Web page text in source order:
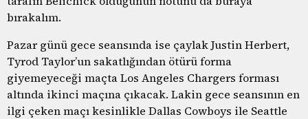
bırakalım.
Pazar günü gece seansında ise çaylak Justin Herbert,
Tyrod Taylor’un sakatlığından ötürü forma
giyemeyeceği maçta Los Angeles Chargers forması
altında ikinci maçına çıkacak. Lakin gece seansının en
ilgi çeken maçı kesinlikle Dallas Cowboys ile Seattle